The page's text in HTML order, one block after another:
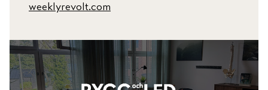
weeklyrevolt.com